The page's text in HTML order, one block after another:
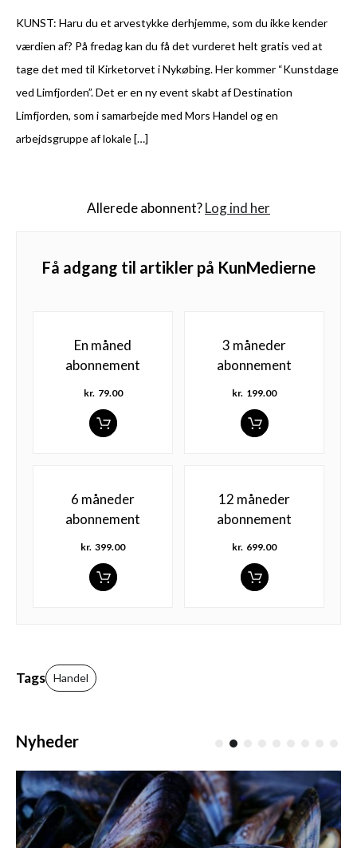
KUNST: Haru du et arvestykke derhjemme, som du ikke kender
værdien af? På fredag kan du få det vurderet helt gratis ved at
tage det med til Kirketorvet i Nykøbing. Her kommer “Kunstdage
ved Limfjorden”. Det er en ny event skabt af Destination
Limfjorden, som i samarbejde med Mors Handel og en
arbejdsgruppe af lokale […]
Allerede abonnent?Log ind her
Få adgang til artikler på KunMedierne
En måned
abonnement
kr. 79.00
3 måneder
abonnement
kr. 199.00
6 måneder
abonnement
kr. 399.00
12 måneder
abonnement
kr. 699.00
Tags Handel
Nyheder